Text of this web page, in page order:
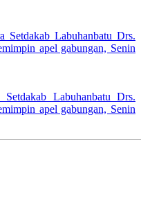
Labuhanbatu Drs.
apel gabungan, Senin